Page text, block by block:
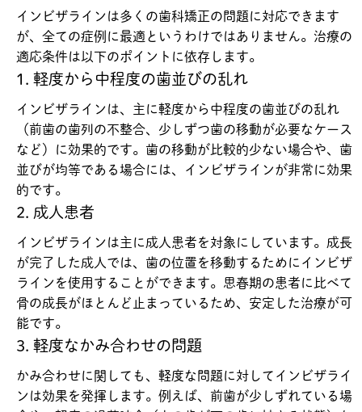
インビザラインは多くの歯科矯正の問題に対応できます
が、全ての症例に最適というわけではありません。治療の
適応条件は以下のポイントに依存します。
1. 軽度から中程度の歯並びの乱れ
インビザラインは、主に軽度から中程度の歯並びの乱れ
（前歯の歯列の不整合、少しずつ歯の移動が必要なケース
など）に効果的です。歯の移動が比較的少ない場合や、歯
並びが均等である場合には、インビザラインが非常に効果
的です。
2. 成人患者
インビザラインは主に成人患者を対象にしています。成長
が完了した成人では、歯の位置を移動するためにインビザ
ラインを使用することができます。思春期の患者に比べて
骨の成長がほとんど止まっているため、安定した治療が可
能です。
3. 軽度なかみ合わせの問題
かみ合わせに関しても、軽度な問題に対してインビザライ
ンは効果を発揮します。例えば、前歯が少しずれている場